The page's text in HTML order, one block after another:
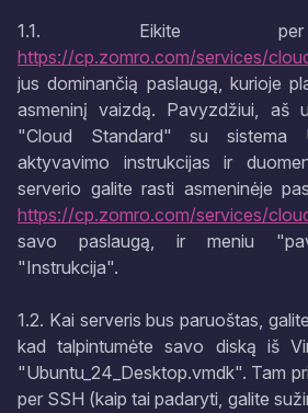
1.1. Eikite per
https://cp.zomro.com/services/
jus dominančią paslaugą, kurioje
asmeninį vaizdą. Pavyzdžiui, aš
"Cloud Standard" su sistema
aktyvavimo instrukcijas ir
serverio galite rasti asmeninėje
https://cp.zomro.com/services/
savo paslaugą, ir meniu
"Instrukcija".
1.2. Kai serveris bus paruoštas,
kad talpintumėte savo diską iš
"Ubuntu_24_Desktop.vmdk". Tam
per SSH (kaip tai padaryti, galite